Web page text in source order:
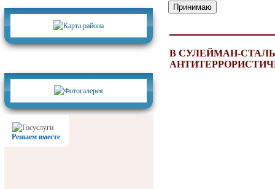
Решаем вместе
Принимаю
В СУЛЕЙМАН-